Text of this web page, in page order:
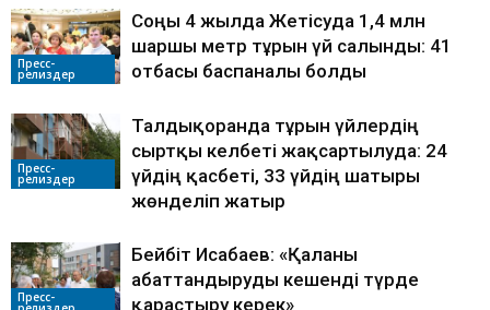
Пресс-
релиздер
Соңғы 4 жылда Жетісуда 1,4 млн
шаршы метр тұрғын үй салынды: 41
отбасы баспаналы болды
Пресс-
релиздер
Талдықорғанда тұрғын үйлердің
сыртқы келбеті жақсартылуда: 24
үйдің қасбеті, 33 үйдің шатыры
жөнделіп жатыр
Пресс-
Бейбіт Исабаев: «Қаланы
абаттандыруды кешенді түрде
қарастыру керек»